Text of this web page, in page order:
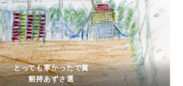
とっても寒かったで賞
剱持あずさ選